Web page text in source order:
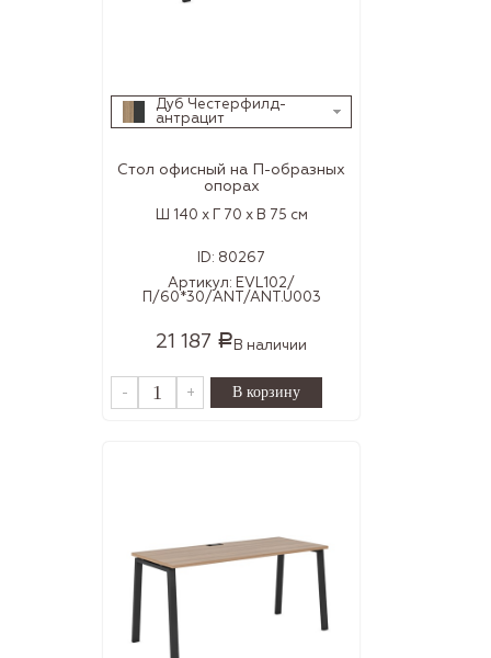
Дуб Честерфилд-
антрацит
Стол офисный на П-образных
опорах
Ш 140 x Г 70 x В 75 см
ID: 80267
Артикул: EVL102/
П/60*30/ANT/ANT.U003
21 187 Р В наличии
- +